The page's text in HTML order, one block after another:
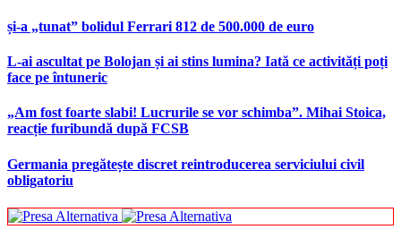
și-a „tunat” bolidul Ferrari 812 de 500.000 de euro
L-ai ascultat pe Bolojan și ai stins lumina? Iată ce activități poți
face pe întuneric
„Am fost foarte slabi! Lucrurile se vor schimba”. Mihai Stoica,
reacție furibundă după FCSB
Germania pregătește discret reintroducerea serviciului civil
obligatoriu